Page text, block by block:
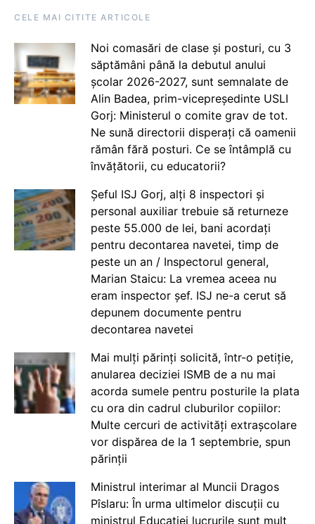
CELE MAI CITITE ARTICOLE
Noi comasări de clase și posturi, cu 3
săptămâni până la debutul anului
școlar 2026-2027, sunt semnalate de
Alin Badea, prim-vicepreședinte USLI
Gorj: Ministerul o comite grav de tot.
Ne sună directorii disperați că oamenii
rămân fără posturi. Ce se întâmplă cu
învățătorii, cu educatorii?
Șeful ISJ Gorj, alți 8 inspectori și
personal auxiliar trebuie să returneze
peste 55.000 de lei, bani acordați
pentru decontarea navetei, timp de
peste un an / Inspectorul general,
Marian Staicu: La vremea aceea nu
eram inspector șef. ISJ ne-a cerut să
depunem documente pentru
decontarea navetei
Mai mulți părinți solicită, într-o petiție,
anularea deciziei ISMB de a nu mai
acorda sumele pentru posturile la plata
cu ora din cadrul cluburilor copiilor:
Multe cercuri de activități extrașcolare
vor dispărea de la 1 septembrie, spun
părinții
Ministrul interimar al Muncii Dragos
Pîslaru: În urma ultimelor discuții cu
ministrul Educației lucrurile sunt mult